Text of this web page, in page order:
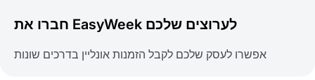
חברו את EasyWeek לערוצים שלכם
אפשרו לעסק שלכם לקבל הזמנות אונליין בדרכים שונות